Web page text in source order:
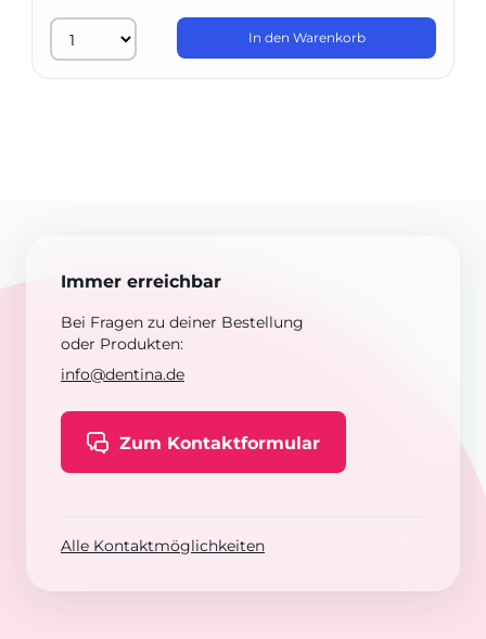
In den Warenkorb
Immer erreichbar
Bei Fragen zu deiner Bestellung
oder Produkten:
info@dentina.de
Zum Kontaktformular
Alle Kontaktmöglichkeiten